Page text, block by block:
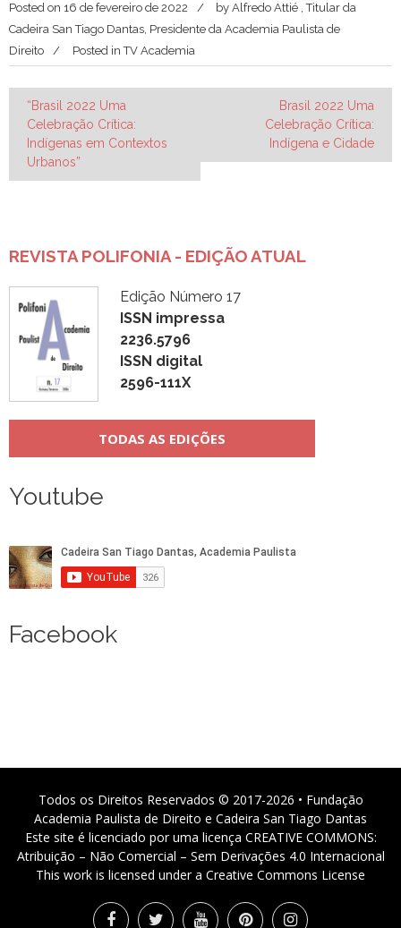
Posted on 16 de fevereiro de 2022 by Alfredo Attié , Titular da
Cadeira San Tiago Dantas, Presidente da Academia Paulista de
Direito
Posted inTV Academia
Navegação
de
Post
“Brasil 2022 Uma
Celebração Crítica:
Indígenas em Contextos
Urbanos”
Brasil 2022 Uma
Celebração Crítica:
Indígena e Cidade
REVISTA POLIFONIA - EDIÇÃO ATUAL
Edição Número 17
ISSN impressa
2236.5796
ISSN digital
2596-111X
TODAS AS EDIÇÕES
Youtube
Facebook
Todos os Direitos Reservados © 2017-2026 • Fundação
Academia Paulista de Direito e Cadeira San Tiago Dantas
Este site é licenciado por uma licença CREATIVE COMMONS:
Atribuição – Não Comercial – Sem Derivações 4.0 Internacional
This work is licensed under a Creative Commons License